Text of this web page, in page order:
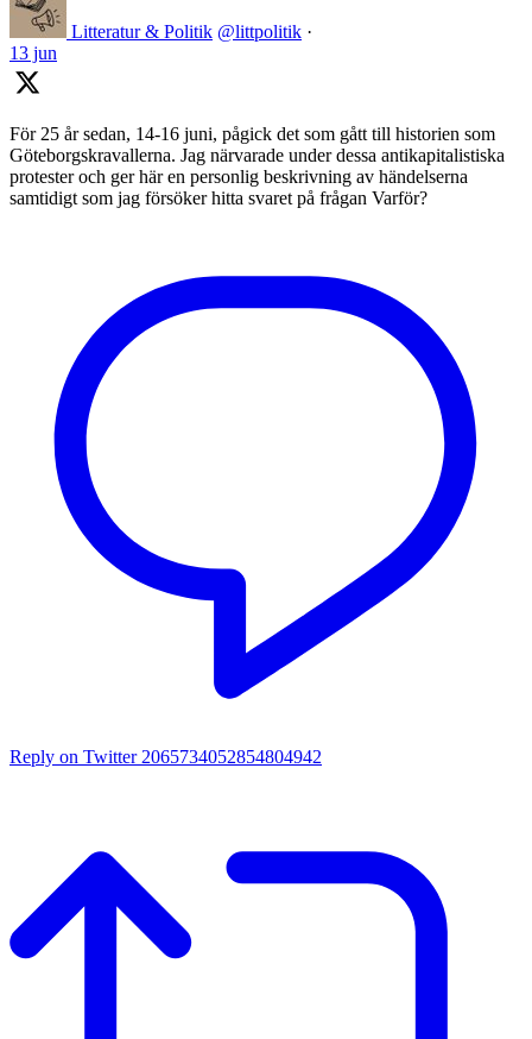
Litteratur & Politik @littpolitik ·
13 jun
För 25 år sedan, 14-16 juni, pågick det som gått till historien som
Göteborgskravallerna. Jag närvarade under dessa antikapitalistiska
protester och ger här en personlig beskrivning av händelserna
samtidigt som jag försöker hitta svaret på frågan Varför?
Reply on Twitter 2065734052854804942